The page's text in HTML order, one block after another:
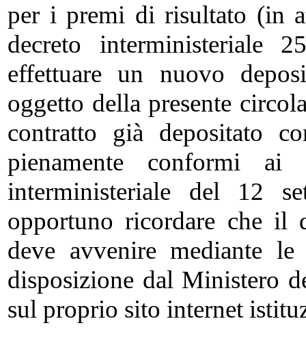
per i premi di risultato (in
decreto interministeriale
effettuare un nuovo
oggetto della presente
contratto già depositato
pienamente conformi
interministeriale del 12
opportuno ricordare che il
deve avvenire mediante le
disposizione dal Ministero
sul proprio sito internet